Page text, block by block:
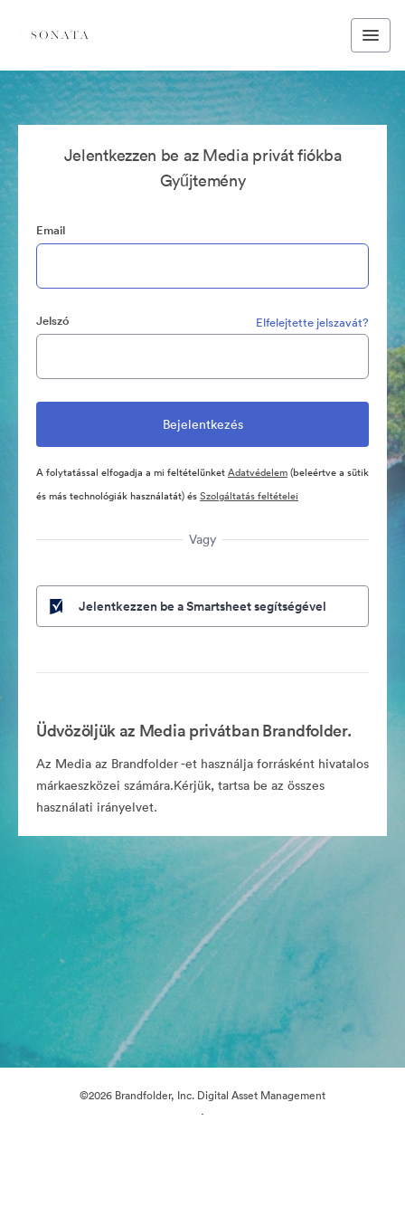
Jelentkezzen be az Media privát fiókba
Gyűjtemény
Email
Jelszó Elfelejtette jelszavát?
A folytatással elfogadja a mi feltételünketAdatvédelem(beleértve a sütik
és más technológiák használatát) ésSzolgáltatás feltételei
Vagy
Jelentkezzen be a Smartsheet segítségével
Üdvözöljük az Media privátban Brandfolder.
Az Media az Brandfolder -et használja forrásként hivatalos
márkaeszközei számára.Kérjük, tartsa be az összes
használati irányelvet.
©2026 Brandfolder, Inc. Digital Asset Management
·